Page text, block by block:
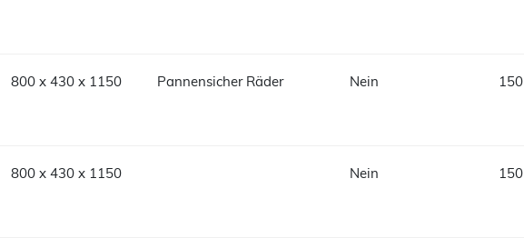
800 x 430 x 1150 Pannensicher Räder Nein 150
800 x 430 x 1150 Nein 150